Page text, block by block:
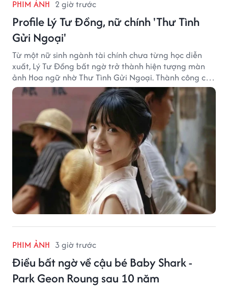
PHIM ẢNH 2 giờ trước
Profile Lý Tư Đồng, nữ chính 'Thư Tình
Gửi Ngoại'
Từ một nữ sinh ngành tài chính chưa từng học diễn
xuất, Lý Tư Đồng bất ngờ trở thành hiện tượng màn
ảnh Hoa ngữ nhờ Thư Tình Gửi Ngoại. Thành công của
bộ phim doanh thu hơn 8.100 tỷ đồng đã mở ra bước
ngoặt lớn trong cuộc đời cô gái sinh năm 2004.
PHIM ẢNH 3 giờ trước
Điều bất ngờ về cậu bé Baby Shark -
Park Geon Roung sau 10 năm